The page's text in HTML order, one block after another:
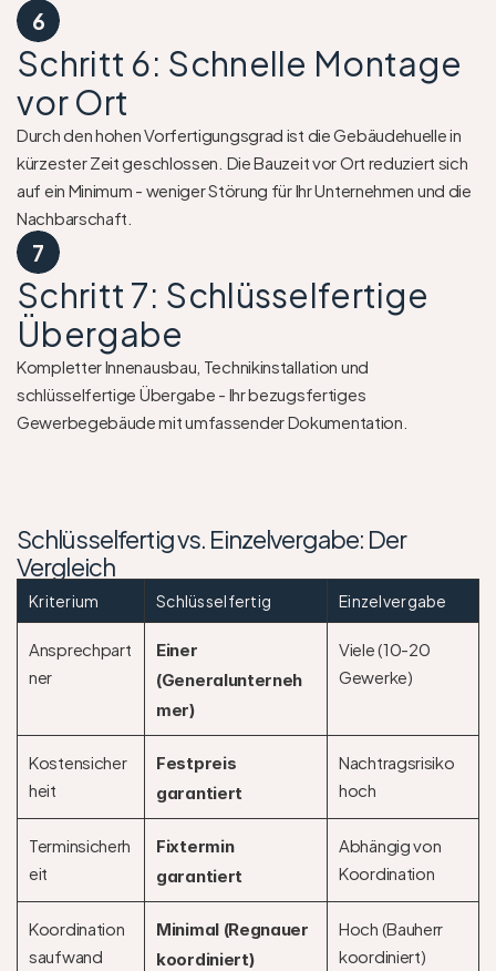
6
Schritt 6: Schnelle Montage
vor Ort
Durch den hohen Vorfertigungsgrad ist die Gebäudehuelle in
kürzester Zeit geschlossen. Die Bauzeit vor Ort reduziert sich
auf ein Minimum - weniger Störung für Ihr Unternehmen und die
Nachbarschaft.
7
Schritt 7: Schlüsselfertige
Übergabe
Kompletter Innenausbau, Technikinstallation und
schlüsselfertige Übergabe - Ihr bezugsfertiges
Gewerbegebäude mit umfassender Dokumentation.
Schlüsselfertig vs. Einzelvergabe: Der
Vergleich
Kriterium Schlüsselfertig Einzelvergabe
Ansprechpart
ner
Einer
(Generalunterneh
mer)
Viele (10-20
Gewerke)
Kostensicher
heit
Festpreis
garantiert
Nachtragsrisiko
hoch
Terminsicherh
eit
Fixtermin
garantiert
Abhängig von
Koordination
Koordination
saufwand
Minimal (Regnauer
koordiniert)
Hoch (Bauherr
koordiniert)